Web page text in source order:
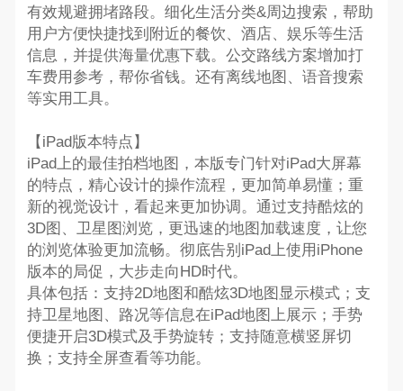
有效规避拥堵路段。细化生活分类&周边搜索，帮助
用户方便快捷找到附近的餐饮、酒店、娱乐等生活
信息，并提供海量优惠下载。公交路线方案增加打
车费用参考，帮你省钱。还有离线地图、语音搜索
等实用工具。
【iPad版本特点】
iPad上的最佳拍档地图，本版专门针对iPad大屏幕
的特点，精心设计的操作流程，更加简单易懂；重
新的视觉设计，看起来更加协调。通过支持酷炫的
3D图、卫星图浏览，更迅速的地图加载速度，让您
的浏览体验更加流畅。彻底告别iPad上使用iPhone
版本的局促，大步走向HD时代。
具体包括：支持2D地图和酷炫3D地图显示模式；支
持卫星地图、路况等信息在iPad地图上展示；手势
便捷开启3D模式及手势旋转；支持随意横竖屏切
换；支持全屏查看等功能。